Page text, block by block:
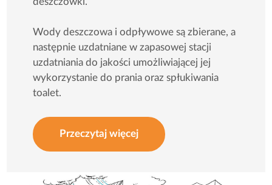
deszczówki.
Wody deszczowa i odpływowe są zbierane, a
następnie uzdatniane w zapasowej stacji
uzdatniania do jakości umożliwiającej jej
wykorzystanie do prania oraz spłukiwania
toalet.
Przeczytaj więcej